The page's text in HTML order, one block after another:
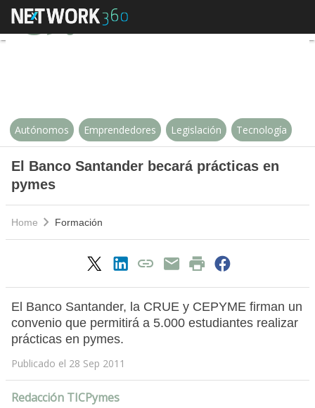
El Banco Santander becará
Autónomos Emprendedores Legislación Tecnología
El Banco Santander becará prácticas en
pymes
Home Formación
El Banco Santander, la CRUE y CEPYME firman un
convenio que permitirá a 5.000 estudiantes realizar
prácticas en pymes.
Publicado el 28 Sep 2011
Redacción TICPymes